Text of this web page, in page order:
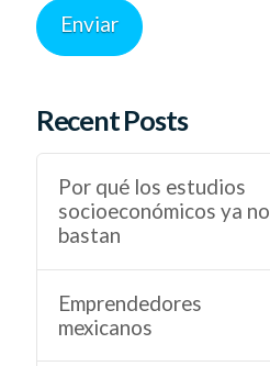
Recent Posts
Por qué los estudios
socioeconómicos ya no
bastan
Emprendedores
mexicanos